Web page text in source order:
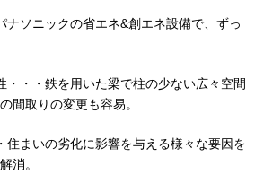
ナソニックの省エネ&創エネ設備で、ずっ
・・・鉄を用いた梁で柱の少ない広々空間
間取りの変更も容易。
住まいの劣化に影響を与える様々な要因を
消。